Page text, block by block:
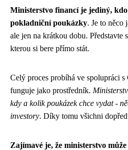
Ministerstvo financí je jediný,
pokladniční poukázky. Je to něco
ale jen na krátkou dobu.
kterou si bere přímo stát.
Celý proces probíhá ve spolupráci
funguje jako prostředník.
kdy a kolik poukázek chce vydat -
investory. Díky tomu všichni
Zajímavé je, že ministerstvo